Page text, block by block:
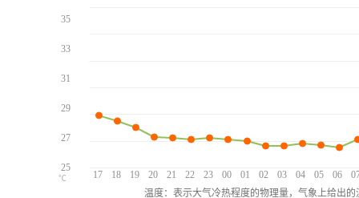
17 18 19 20 21 22 23 00 01 02 03 04 05 06
35
33
31
29
27
25
℃
温度：表示大气冷热程度的物理量，气象上给出